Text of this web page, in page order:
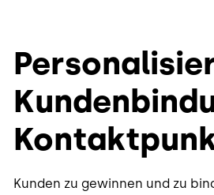
Kunden zu gewinnen und zu